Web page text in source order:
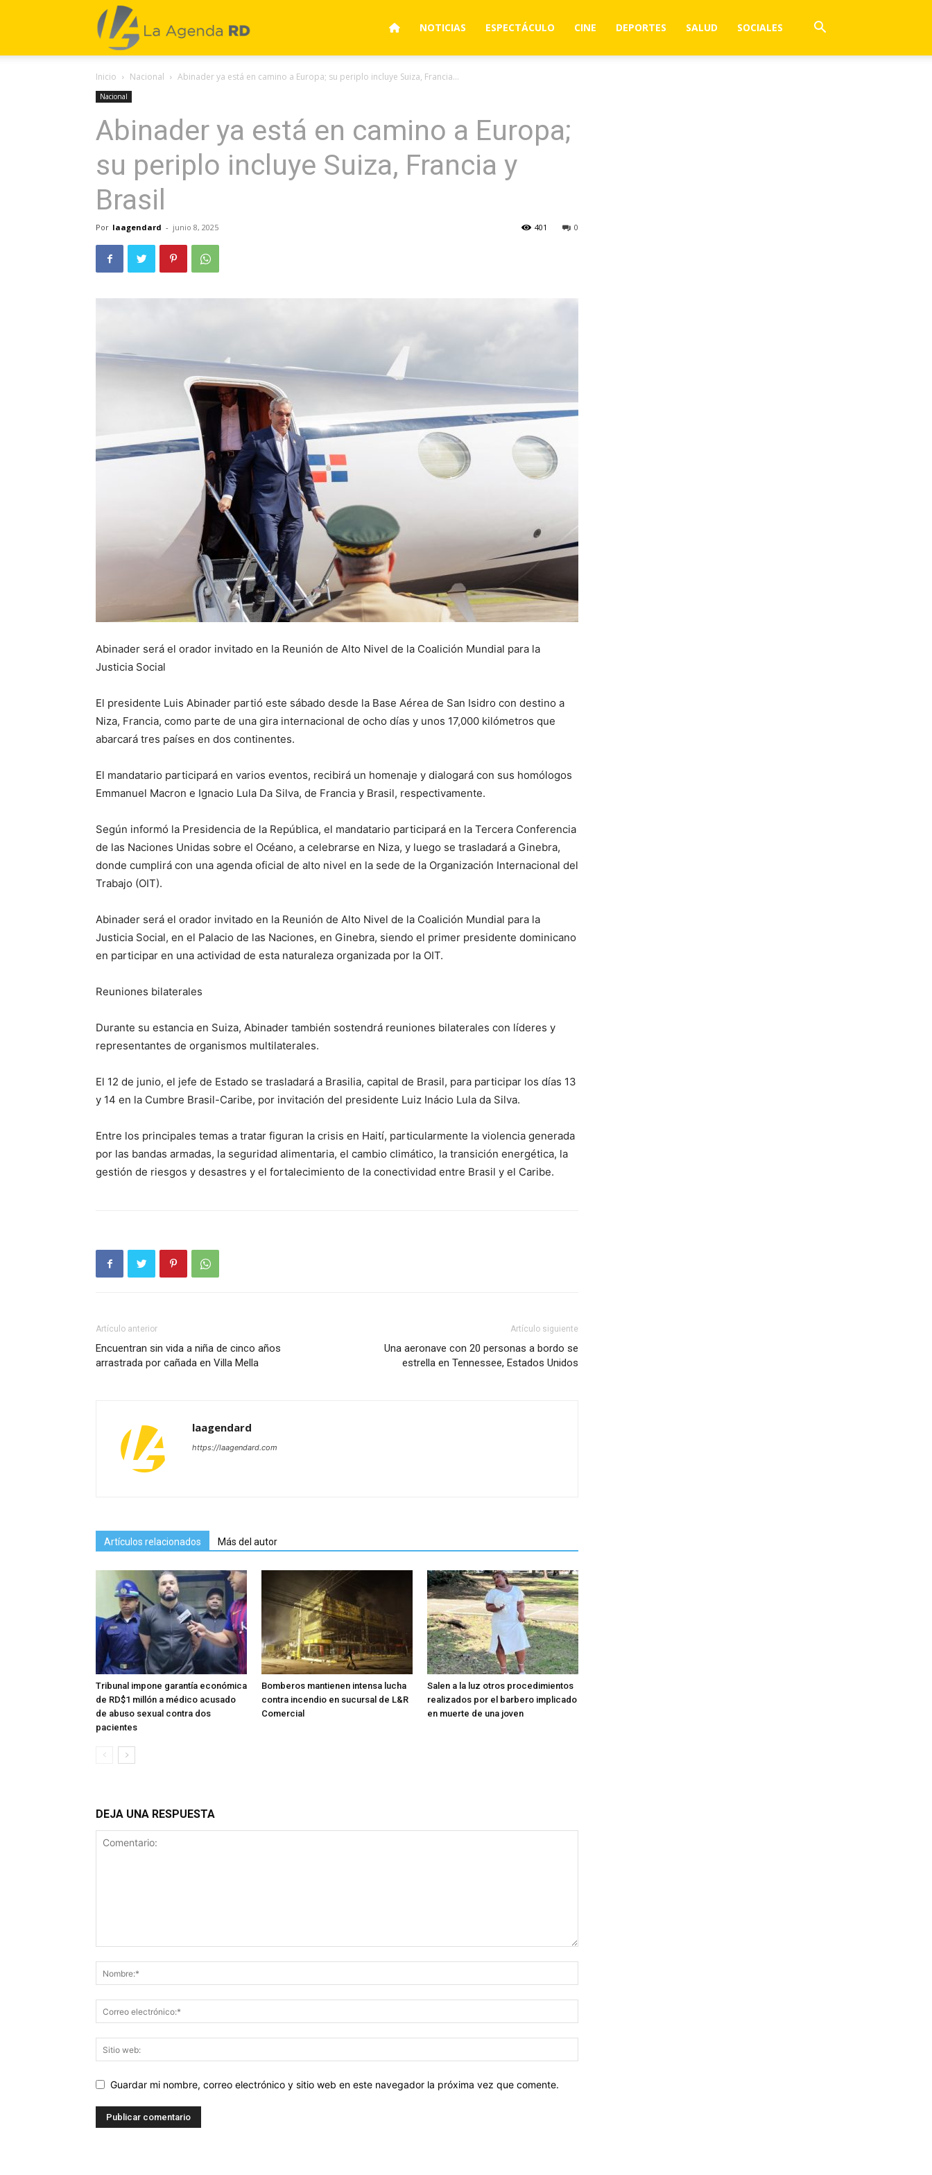
La
Agenda
RD
NOTICIAS ESPECTÁCULO CINE DEPORTES SALUD SOCIALES
Inicio Nacional Abinader ya está en camino a Europa; su periplo incluye Suiza, Francia...
Nacional
Abinader ya está en camino a Europa;
su periplo incluye Suiza, Francia y
Brasil
Por laagendard - junio 8, 2025 0
401
Abinader será el orador invitado en la Reunión de Alto Nivel de la Coalición Mundial para la
Justicia Social
El presidente Luis Abinader partió este sábado desde la Base Aérea de San Isidro con destino a
Niza, Francia, como parte de una gira internacional de ocho días y unos 17,000 kilómetros que
abarcará tres países en dos continentes.
El mandatario participará en varios eventos, recibirá un homenaje y dialogará con sus homólogos
Emmanuel Macron e Ignacio Lula Da Silva, de Francia y Brasil, respectivamente.
Según informó la Presidencia de la República, el mandatario participará en la Tercera Conferencia
de las Naciones Unidas sobre el Océano, a celebrarse en Niza, y luego se trasladará a Ginebra,
donde cumplirá con una agenda oficial de alto nivel en la sede de la Organización Internacional del
Trabajo (OIT).
Abinader será el orador invitado en la Reunión de Alto Nivel de la Coalición Mundial para la
Justicia Social, en el Palacio de las Naciones, en Ginebra, siendo el primer presidente dominicano
en participar en una actividad de esta naturaleza organizada por la OIT.
Reuniones bilaterales
Durante su estancia en Suiza, Abinader también sostendrá reuniones bilaterales con líderes y
representantes de organismos multilaterales.
El 12 de junio, el jefe de Estado se trasladará a Brasilia, capital de Brasil, para participar los días 13
y 14 en la Cumbre Brasil-Caribe, por invitación del presidente Luiz Inácio Lula da Silva.
Entre los principales temas a tratar figuran la crisis en Haití, particularmente la violencia generada
por las bandas armadas, la seguridad alimentaria, el cambio climático, la transición energética, la
gestión de riesgos y desastres y el fortalecimiento de la conectividad entre Brasil y el Caribe.
Artículo anterior
Encuentran sin vida a niña de cinco años
arrastrada por cañada en Villa Mella
Artículo siguiente
Una aeronave con 20 personas a bordo se
estrella en Tennessee, Estados Unidos
laagendard
https://laagendard.com
Artículos relacionados Más del autor
Tribunal impone garantía económica
de RD$1 millón a médico acusado
de abuso sexual contra dos
pacientes
Bomberos mantienen intensa lucha
contra incendio en sucursal de L&R
Comercial
Salen a la luz otros procedimientos
realizados por el barbero implicado
en muerte de una joven
DEJA UNA RESPUESTA
Guardar mi nombre, correo electrónico y sitio web en este navegador la próxima vez que comente.